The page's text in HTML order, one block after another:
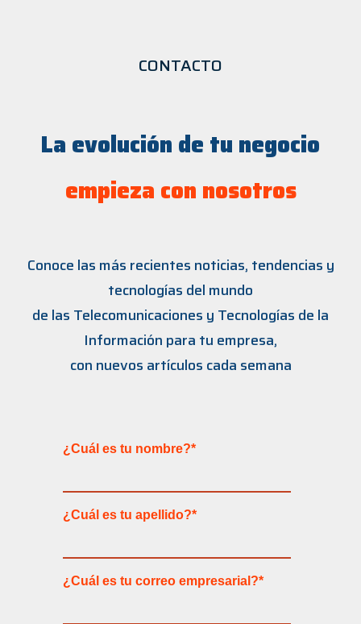
CONTACTO
La evolución de tu negocio
empieza con nosotros
Conoce las más recientes noticias, tendencias y
tecnologías del mundo
de las Telecomunicaciones y Tecnologías de la
Información para tu empresa,
con nuevos artículos cada semana